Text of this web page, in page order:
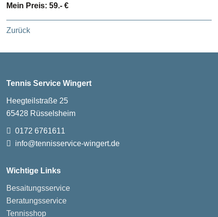
Mein Preis: 59.- €
Zurück
Tennis Service Wingert
Heegteilstraße 25
65428 Rüsselsheim
0172 6761611
info@tennisservice-wingert.de
Wichtige Links
Besaitungsservice
Beratungsservice
Tennisshop